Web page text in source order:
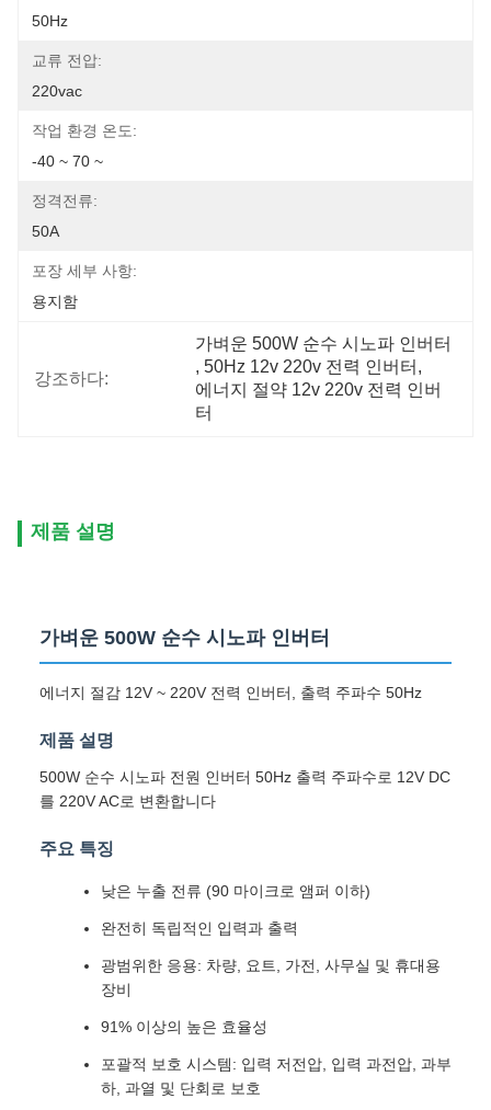
50Hz
교류 전압:
220vac
작업 환경 온도:
-40 ~ 70 ~
정격전류:
50A
포장 세부 사항:
용지함
강조하다:
가벼운 500W 순수 시노파 인버터
, 50Hz 12v 220v 전력 인버터 ,
에너지 절약 12v 220v 전력 인버
터
제품 설명
가벼운 500W 순수 시노파 인버터
에너지 절감 12V ~ 220V 전력 인버터, 출력 주파수 50Hz
제품 설명
500W 순수 시노파 전원 인버터 50Hz 출력 주파수로 12V DC
를 220V AC로 변환합니다
주요 특징
낮은 누출 전류 (90 마이크로 앰퍼 이하)
완전히 독립적인 입력과 출력
광범위한 응용: 차량, 요트, 가전, 사무실 및 휴대용
장비
91% 이상의 높은 효율성
포괄적 보호 시스템: 입력 저전압, 입력 과전압, 과부
하, 과열 및 단회로 보호